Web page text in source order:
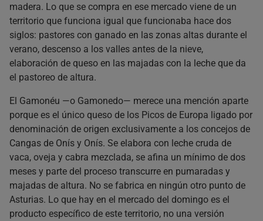
madera. Lo que se compra en ese mercado viene de un
territorio que funciona igual que funcionaba hace dos
siglos: pastores con ganado en las zonas altas durante el
verano, descenso a los valles antes de la nieve,
elaboración de queso en las majadas con la leche que da
el pastoreo de altura.
El Gamonéu —o Gamonedo— merece una mención aparte
porque es el único queso de los Picos de Europa ligado por
denominación de origen exclusivamente a los concejos de
Cangas de Onís y Onís. Se elabora con leche cruda de
vaca, oveja y cabra mezclada, se afina un mínimo de dos
meses y parte del proceso transcurre en pumaradas y
majadas de altura. No se fabrica en ningún otro punto de
Asturias. Lo que hay en el mercado del domingo es el
producto específico de este territorio, no una versión